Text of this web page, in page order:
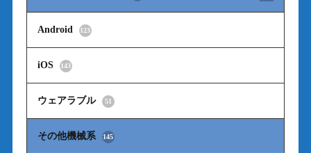
Android 123
iOS 143
ウェアラブル 51
その他機械系 145